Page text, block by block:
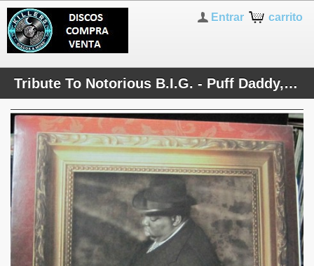
carrito
Entrar
Tribute To Notorious B.I.G. - Puff Daddy, The Lox...